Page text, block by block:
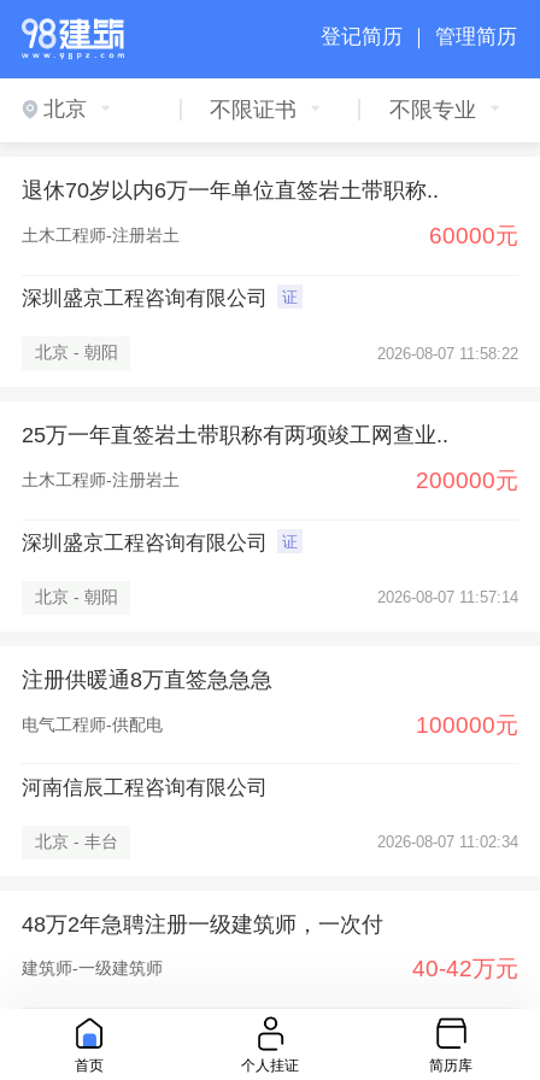
登记简历 ｜ 管理简历
北京 不限证书 不限专业
退休70岁以内6万一年单位直签岩土带职称..
土木工程师-注册岩土 60000元
深圳盛京工程咨询有限公司 证
北京 - 朝阳 2026-08-07 11:58:22
25万一年直签岩土带职称有两项竣工网查业..
土木工程师-注册岩土 200000元
深圳盛京工程咨询有限公司 证
北京 - 朝阳 2026-08-07 11:57:14
注册供暖通8万直签急急急
电气工程师-供配电 100000元
河南信辰工程咨询有限公司
北京 - 丰台 2026-08-07 11:02:34
48万2年急聘注册一级建筑师，一次付
建筑师-一级建筑师 40-42万元
河南汉溪工程咨询有限公司 证
首页 个人挂证 简历库
×